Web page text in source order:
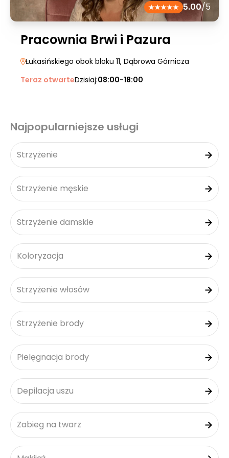
5.00/5
Pracownia Brwi i Pazura
Łukasińskiego obok bloku 11, Dąbrowa Górnicza
Teraz otwarteDzisiaj:08:00-18:00
Najpopularniejsze usługi
Strzyżenie
Strzyżenie męskie
Strzyżenie damskie
Koloryzacja
Strzyżenie włosów
Strzyżenie brody
Pielęgnacja brody
Depilacja uszu
Zabieg na twarz